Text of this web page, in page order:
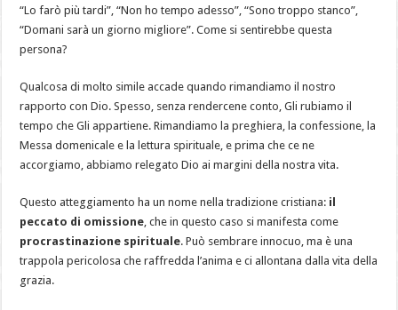
“Lo farò più tardi”, “Non ho tempo adesso”, “Sono troppo stanco”,
“Domani sarà un giorno migliore”. Come si sentirebbe questa
persona?
Qualcosa di molto simile accade quando rimandiamo il nostro
rapporto con Dio. Spesso, senza rendercene conto, Gli rubiamo il
tempo che Gli appartiene. Rimandiamo la preghiera, la confessione, la
Messa domenicale e la lettura spirituale, e prima che ce ne
accorgiamo, abbiamo relegato Dio ai margini della nostra vita.
Questo atteggiamento ha un nome nella tradizione cristiana: il
peccato di omissione, che in questo caso si manifesta come
procrastinazione spirituale. Può sembrare innocuo, ma è una
trappola pericolosa che raffredda l’anima e ci allontana dalla vita della
grazia.